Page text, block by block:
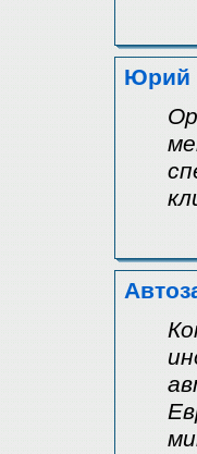
Юрий